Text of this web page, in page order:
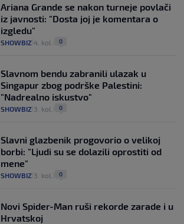
Ariana Grande se nakon turneje povlači
iz javnosti: "Dosta joj je komentara o
izgledu"
SHOWBIZ 4. kol. 0
Slavnom bendu zabranili ulazak u
Singapur zbog podrške Palestini:
"Nadrealno iskustvo"
SHOWBIZ 3. kol. 0
Slavni glazbenik progovorio o velikoj
borbi: "Ljudi su se dolazili oprostiti od
mene"
SHOWBIZ 3. kol. 0
Novi Spider-Man ruši rekorde zarade i u
Hrvatskoj